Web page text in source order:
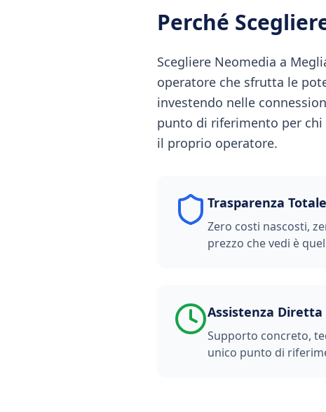
Perché
Scegliere Neomedia a
operatore che sfrutta le
investendo nelle
punto di riferimento per chi
il proprio operatore.
Trasparenza Totale
Zero costi nascosti,
prezzo che vedi è
Assistenza Diretta
Supporto concreto,
unico punto di